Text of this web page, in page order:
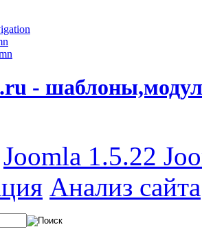
-
Joomla 1.5.22
Анализ сайта